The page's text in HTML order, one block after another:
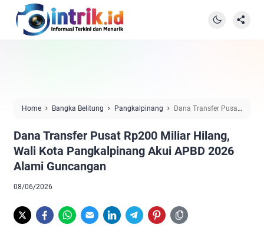
Home Bangka Belitung Pangkalpinang
Dana Transfer Pusat
Alami Guncangan
Dana Transfer Pusat Rp200 Miliar Hilang,
Wali Kota Pangkalpinang Akui APBD 2026
Alami Guncangan
08/06/2026